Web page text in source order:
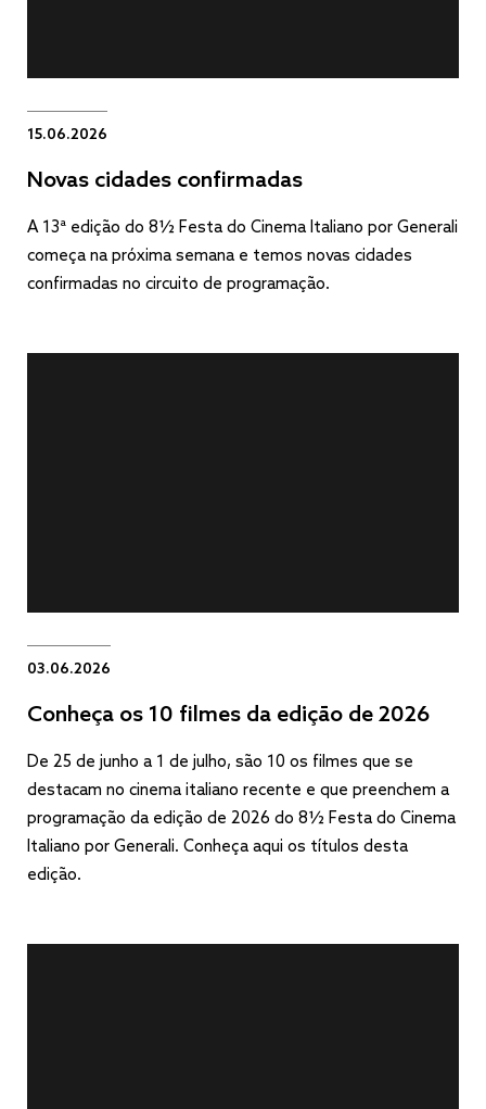
15.06.2026
Novas cidades confirmadas
A 13ª edição do 8½ Festa do Cinema Italiano por Generali
começa na próxima semana e temos novas cidades
confirmadas no circuito de programação.
03.06.2026
Conheça os 10 filmes da edição de 2026
De 25 de junho a 1 de julho, são 10 os filmes que se
destacam no cinema italiano recente e que preenchem a
programação da edição de 2026 do 8½ Festa do Cinema
Italiano por Generali. Conheça aqui os títulos desta
edição.